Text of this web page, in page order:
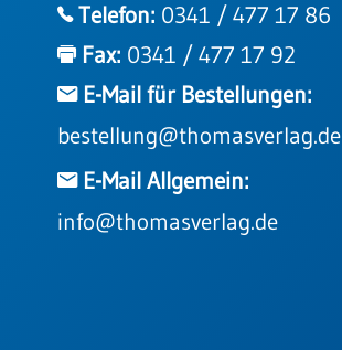
Telefon: 0341 / 477 17 86
Fax: 0341 / 477 17 92
E-Mail für Bestellungen:
bestellung@thomasverlag.de
E-Mail Allgemein:
info@thomasverlag.de